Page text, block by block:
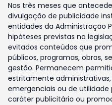
Nos três meses que
divulgação de publicidade
entidades da Administração
hipóteses previstas na
evitados conteúdos que
públicos, programas, obras,
gestão. Permanecem
estritamente
emergenciais ou de
caráter publicitário ou